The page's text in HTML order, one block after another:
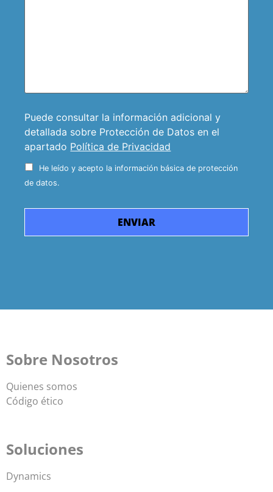
Puede consultar la información adicional y
detallada sobre Protección de Datos en el
apartado Política de Privacidad
He leído y acepto la información básica de protección
de datos.
Sobre Nosotros
Quienes somos
Código ético
Soluciones
Dynamics